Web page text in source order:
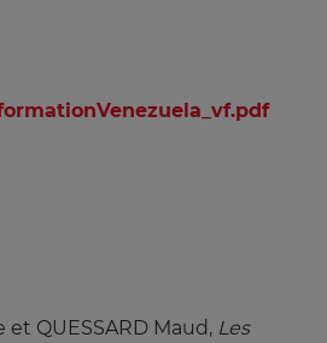
et QUESSARD Maud, Les